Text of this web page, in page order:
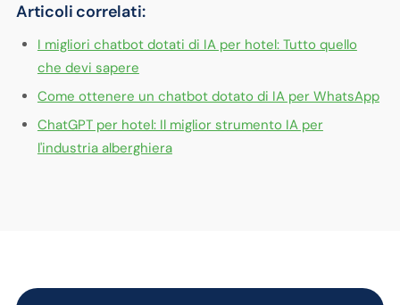
Articoli correlati:
I migliori chatbot dotati di IA per hotel: Tutto quello
che devi sapere
Come ottenere un chatbot dotato di IA per WhatsApp
ChatGPT per hotel: Il miglior strumento IA per
l'industria alberghiera